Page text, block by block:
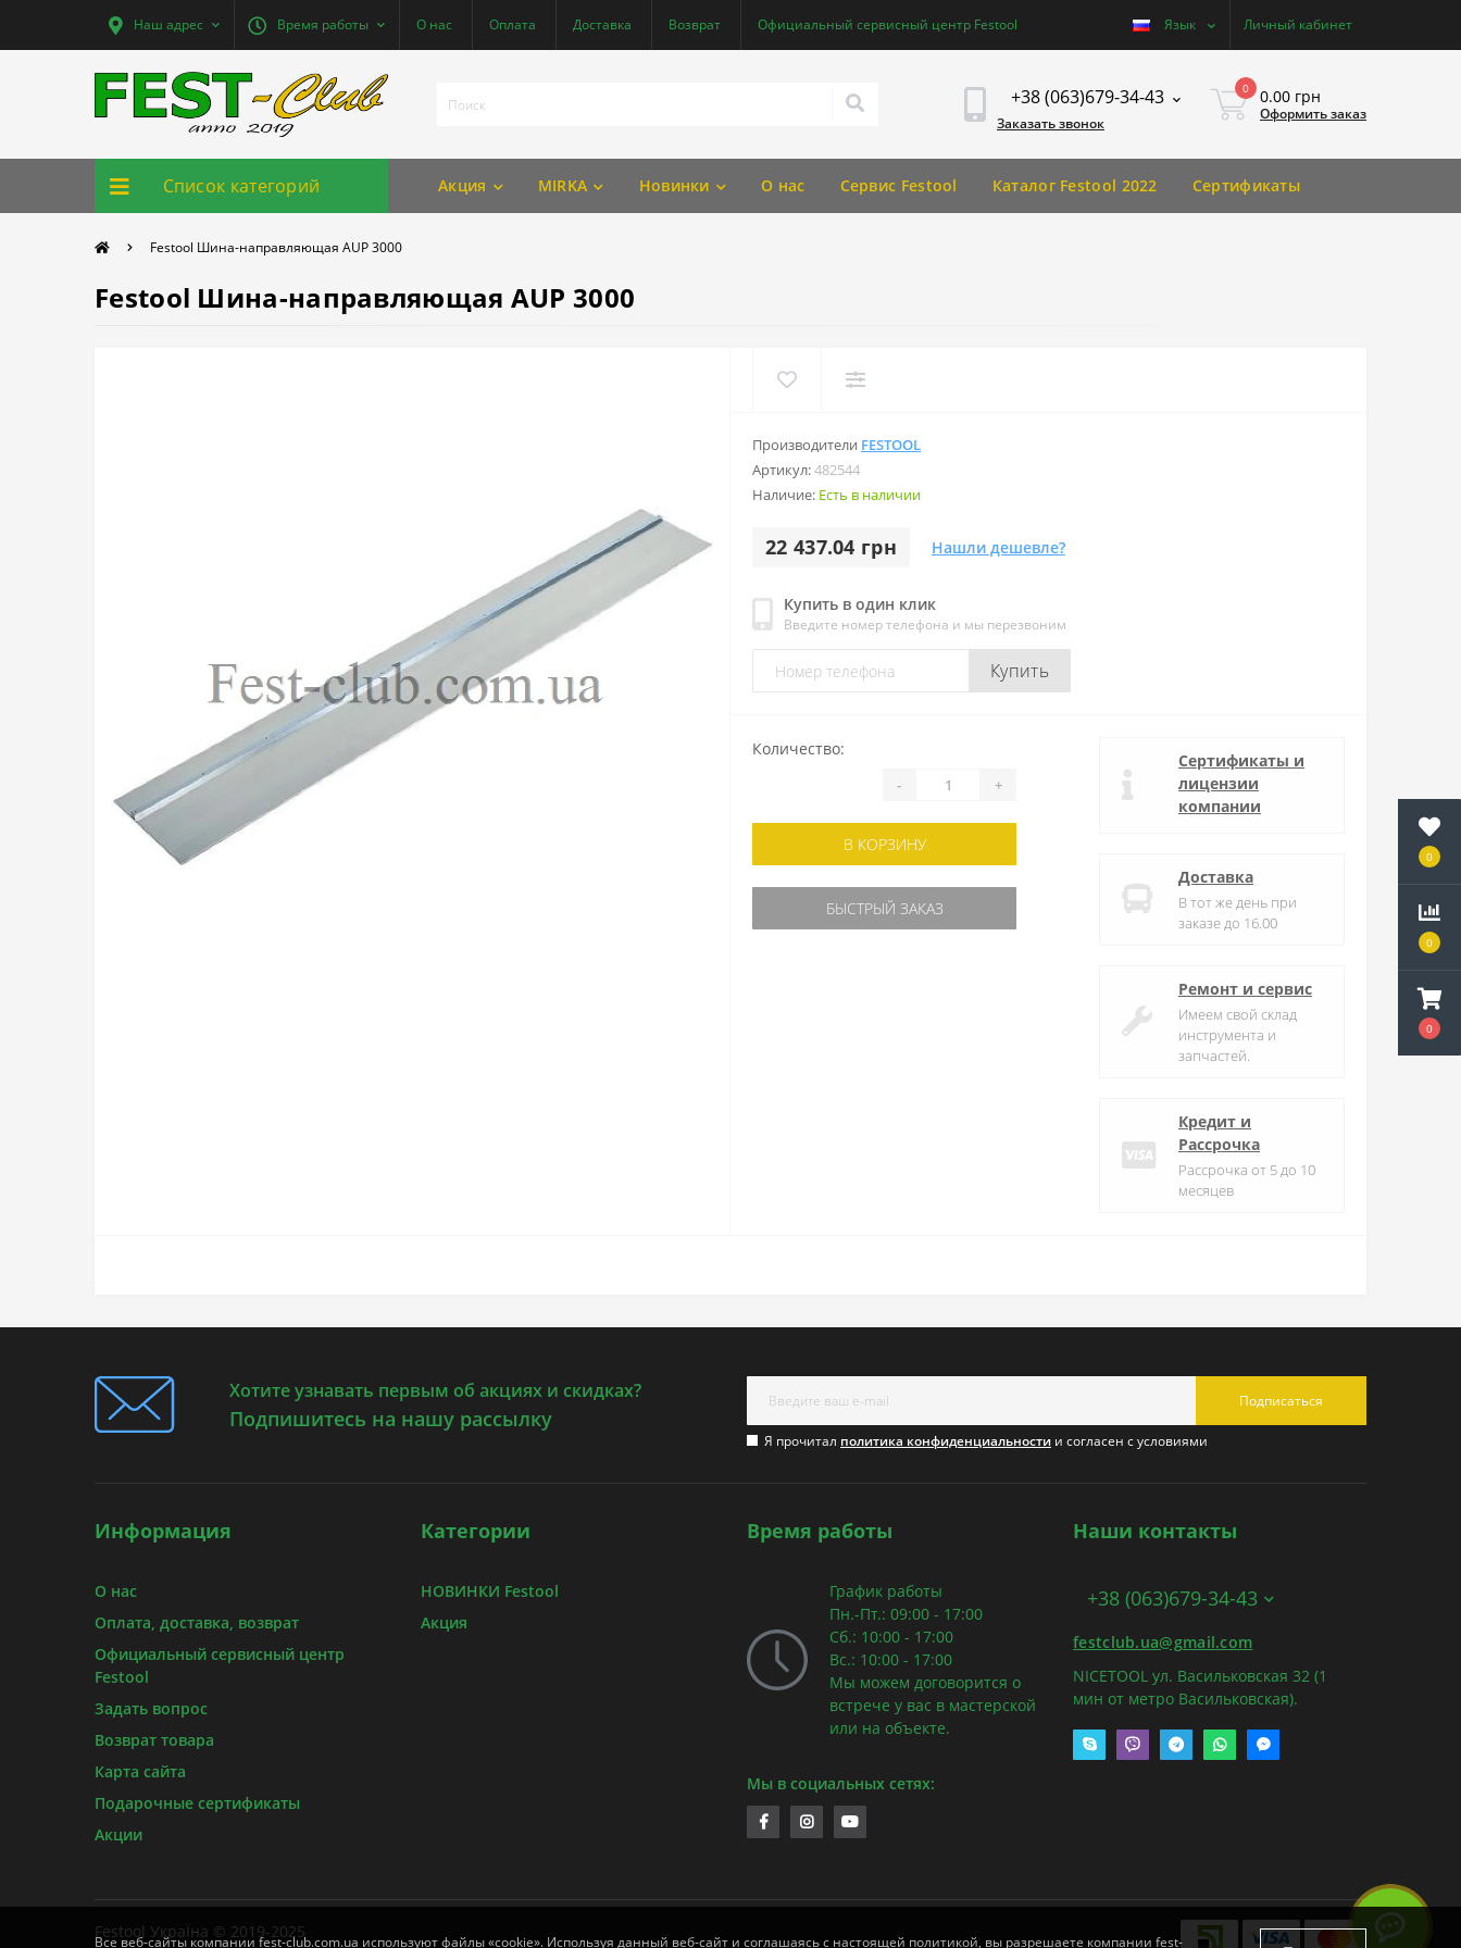
0
0
0
Наш адрес Время работы О нас Оплата Доставка Возврат Официальный сервисный центр Festool Язык Личный кабинет
+38 (063)679-34-43
Заказать звонок
0 0.00 грн
Оформить заказ
Список категорий Акция MIRKA Новинки О нас Сервис Festool Каталог Festool 2022 Сертификаты
Festool Шина-направляющая AUP 3000
Festool Шина-направляющая AUP 3000
Производители FESTOOL
Артикул:482544
Наличие: Есть в наличии
22 437.04 грн Нашли дешевле?
Купить в один клик
Введите номер телефона и мы перезвоним
Купить
Количество:
- +
В КОРЗИНУ
БЫСТРЫЙ ЗАКАЗ
Сертификаты и
лицензии
компании
Доставка
В тот же день при
заказе до 16.00
Ремонт и сервис
Имеем свой склад
инструмента и
запчастей.
Кредит и
Рассрочка
Рассрочка от 5 до 10
месяцев
Хотите узнавать первым об акциях и скидках?
Подпишитесь на нашу рассылку
Подписаться
Я прочитал политика конфиденциальности и согласен с условиями
Информация
О нас
Оплата, доставка, возврат
Официальный сервисный центр
Festool
Задать вопрос
Возврат товара
Карта сайта
Подарочные сертификаты
Акции
Категории
НОВИНКИ Festool
Акция
Время работы
График работы
Пн.-Пт.: 09:00 - 17:00
Сб.: 10:00 - 17:00
Вс.: 10:00 - 17:00
Мы можем договорится о
встрече у вас в мастерской
или на объекте.
Мы в социальных сетях:
Наши контакты
+38 (063)679-34-43
festclub.ua@gmail.com
NICETOOL ул. Васильковская 32 (1
мин от метро Васильковская).
Festool УкраЇна © 2019-2025
Все веб-сайты компании fest-club.com.ua используют файлы «cookie». Используя данный веб-сайт и соглашаясь с настоящей политикой, вы разрешаете компании fest-